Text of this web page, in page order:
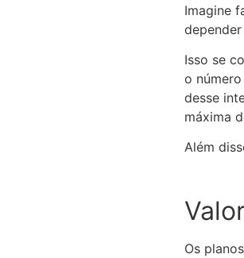
Imagine
Isso se
o
desse
máxima
Além
Os